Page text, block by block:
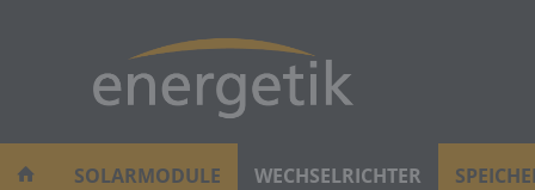
SOLARMODULE WECHSELRICHTER